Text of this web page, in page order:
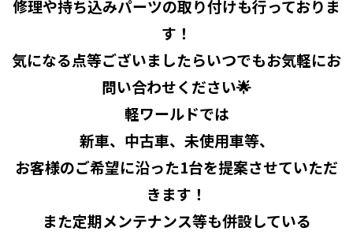
修理や持ち込みパーツの取り付けも行っておりま
す！
気になる点等ございましたらいつでもお気軽にお
問い合わせください🌟
軽ワールドでは
新車、中古車、未使用車等、
お客様のご希望に沿った1台を提案させていただ
きます！
また定期メンテナンス等も併設している